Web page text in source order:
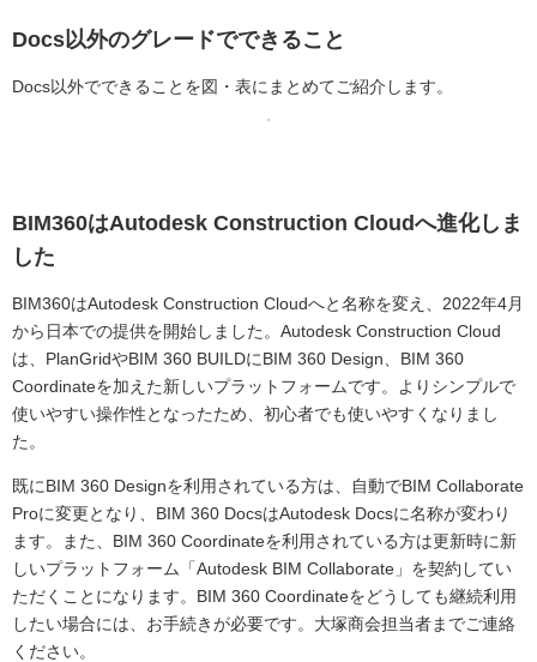
Docs以外のグレードでできること
Docs以外でできることを図・表にまとめてご紹介します。
BIM360はAutodesk Construction Cloudへ進化しま
した
BIM360はAutodesk Construction Cloudへと名称を変え、2022年4月
から日本での提供を開始しました。Autodesk Construction Cloud
は、PlanGridやBIM 360 BUILDにBIM 360 Design、BIM 360
Coordinateを加えた新しいプラットフォームです。よりシンプルで
使いやすい操作性となったため、初心者でも使いやすくなりまし
た。
既にBIM 360 Designを利用されている方は、自動でBIM Collaborate
Proに変更となり、BIM 360 DocsはAutodesk Docsに名称が変わり
ます。また、BIM 360 Coordinateを利用されている方は更新時に新
しいプラットフォーム「Autodesk BIM Collaborate」を契約してい
ただくことになります。BIM 360 Coordinateをどうしても継続利用
したい場合には、お手続きが必要です。大塚商会担当者までご連絡
ください。